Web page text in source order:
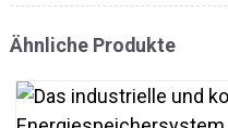
Ähnliche Produkte